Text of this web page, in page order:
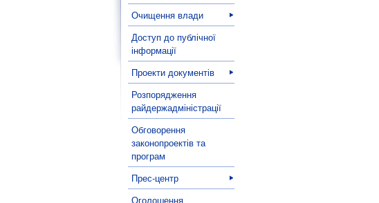
Очищення влади
Доступ до публічної
інформації
Проекти документів
Розпорядження
райдержадміністрації
Обговорення
законопроектів та
програм
Прес-центр
Оголошення